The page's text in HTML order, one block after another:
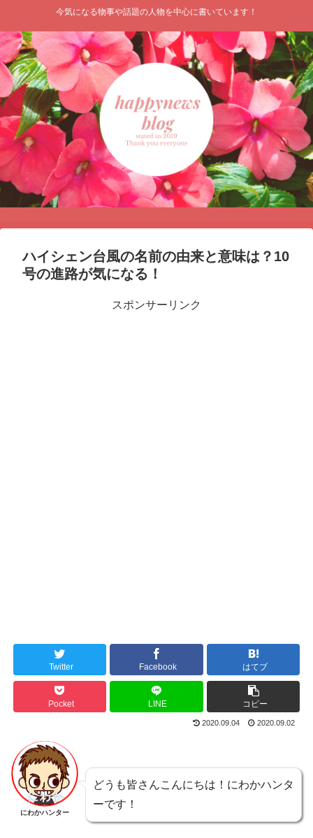
今気になる物事や話題の人物を中心に書いています！
ハイシェン台風の名前の由来と意味は？10
号の進路が気になる！
スポンサーリンク
Twitter Facebook はてブ
Pocket LINE コピー
2020.09.04 2020.09.02
にわかハンター
どうも皆さんこんにちは！にわかハンタ
ーです！